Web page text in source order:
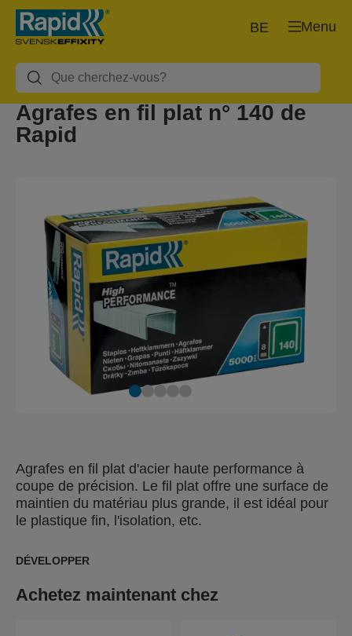
Menu
BE
Agrafes en fil plat n° 140 de
Rapid
Agrafes en fil plat d'acier haute performance à
coupe de précision. Le fil plat offre une surface de
maintien du matériau plus grande, il est idéal pour
le plastique fin, l'isolation, etc.
DÉVELOPPER
Achetez maintenant chez